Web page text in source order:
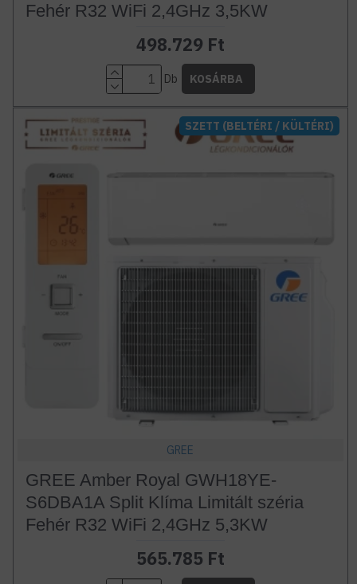
Fehér R32 WiFi 2,4GHz 3,5KW
498.729 Ft
Db KOSÁRBA
SZETT (BELTÉRI / KÜLTÉRI)
GREE
GREE Amber Royal GWH18YE-
S6DBA1A Split Klíma Limitált széria
Fehér R32 WiFi 2,4GHz 5,3KW
565.785 Ft